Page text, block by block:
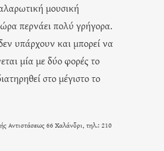
μουσική
περνάει πολύ γρήγορα.
υπάρχουν και μπορεί να
μία με δύο φορές το
στο μέγιστο το
Αντιστάσεως 66 Χαλάνδρι, τηλ.: 210